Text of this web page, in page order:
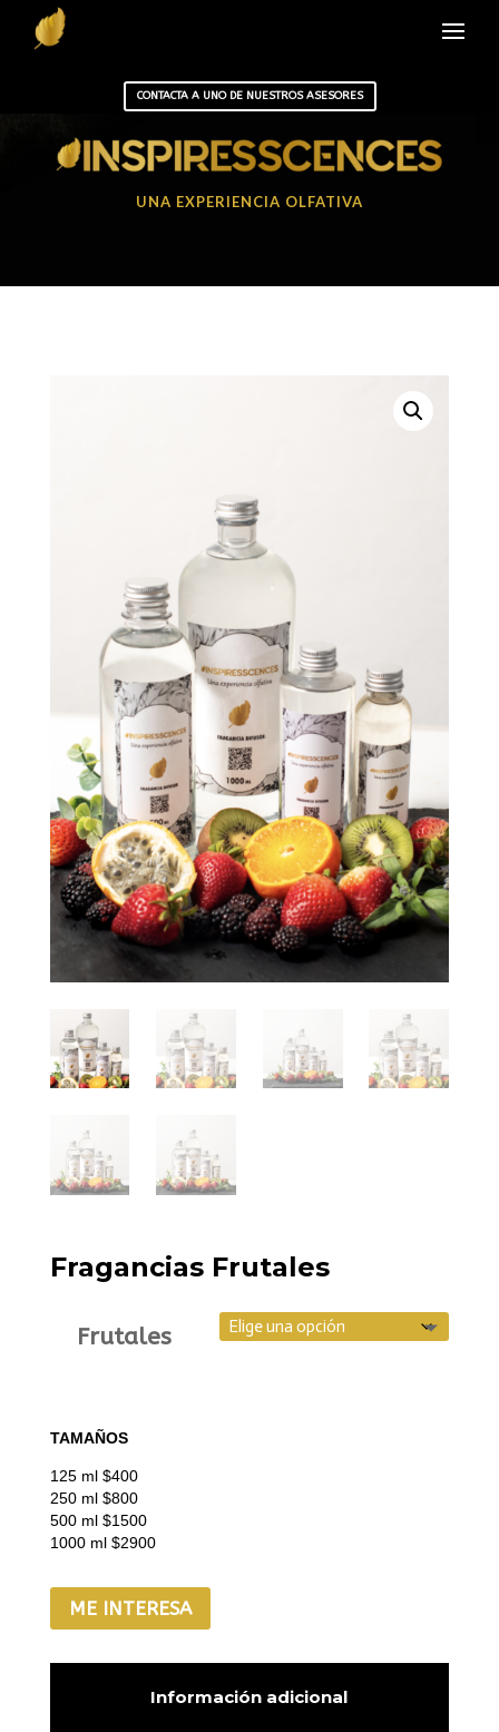
CONTACTA A UNO DE NUESTROS ASESORES
UNA EXPERIENCIA OLFATIVA
Fragancias Frutales
Frutales
TAMAÑOS
125 ml $400
250 ml $800
500 ml $1500
1000 ml $2900
ME INTERESA
Información adicional